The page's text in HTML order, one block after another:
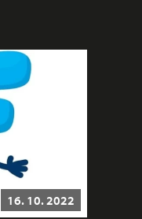
16. 10. 2022